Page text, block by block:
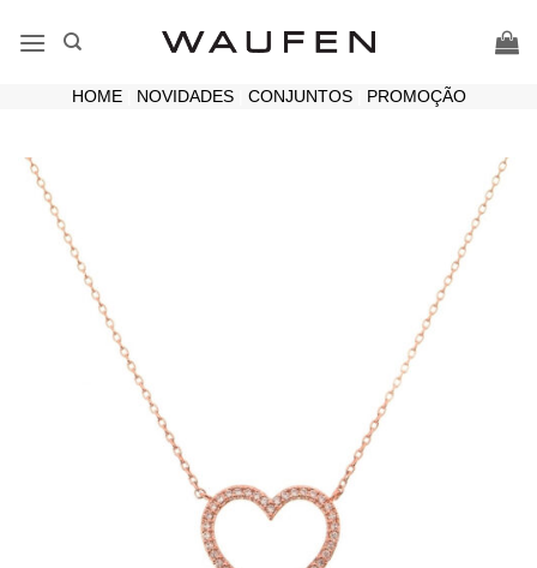
HOME| NOVIDADES| CONJUNTOS| PROMOÇÃO